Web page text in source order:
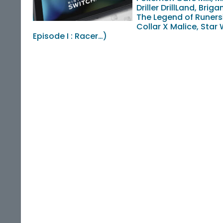
Driller DrillLand,
The Legend of
Collar X Malice, Star
Episode I : Racer…)